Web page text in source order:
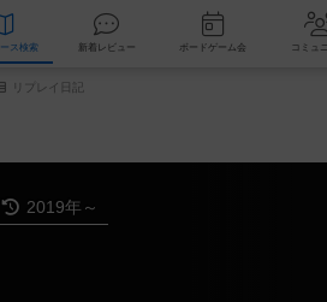
データベース 検索 新着レビュー ボードゲーム会
リプレイ日記
2019年～